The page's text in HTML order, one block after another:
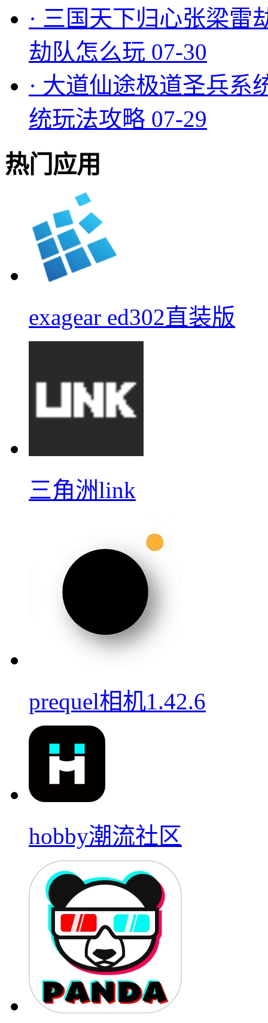
· 三国天下归心张梁雷
劫队怎么玩 07-30
· 大道仙途极道圣兵系
统玩法攻略 07-29
热门应用
exagear ed302直装版
三角洲link
prequel相机1.42.6
hobby潮流社区